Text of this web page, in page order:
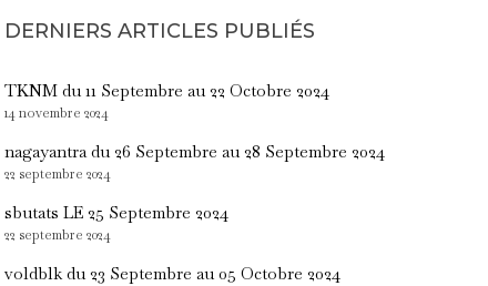
DERNIERS ARTICLES PUBLIÉS
TKNM du 11 Septembre au 22 Octobre 2024
14 novembre 2024
nagayantra du 26 Septembre au 28 Septembre 2024
22 septembre 2024
sbutats LE 25 Septembre 2024
22 septembre 2024
voldblk du 23 Septembre au 05 Octobre 2024